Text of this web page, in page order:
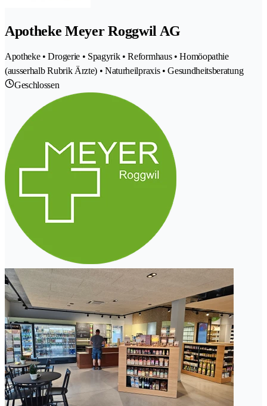
Apotheke Meyer Roggwil AG
Apotheke • Drogerie • Spagyrik • Reformhaus • Homöopathie
(ausserhalb Rubrik Ärzte) • Naturheilpraxis • Gesundheitsberatung
Geschlossen